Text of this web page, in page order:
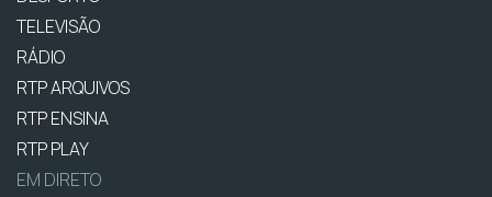
TELEVISÃO
RÁDIO
RTP ARQUIVOS
RTP ENSINA
RTP PLAY
EM DIRETO